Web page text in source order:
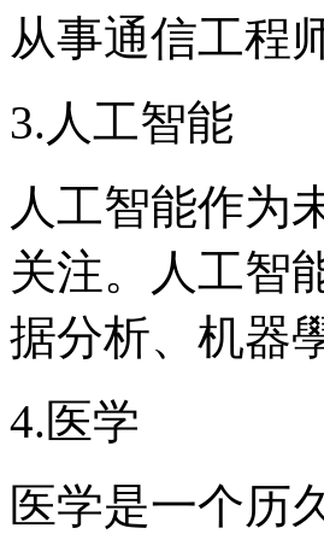
从事通信工程
3.人工智能
人工智能作为
关注。人工智
据分析、机器
4.医学
医学是一个历